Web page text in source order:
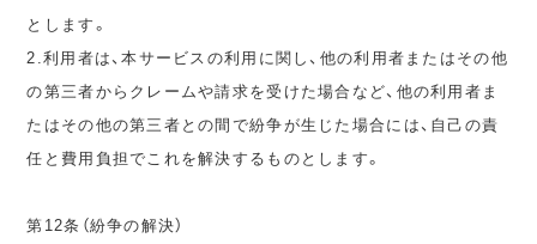
とします。
2.利用者は、本サービスの利用に関し、他の利用者またはその他
の第三者からクレームや請求を受けた場合など、他の利用者ま
たはその他の第三者との間で紛争が生じた場合には、自己の責
任と費用負担でこれを解決するものとします。
第12条（紛争の解決）